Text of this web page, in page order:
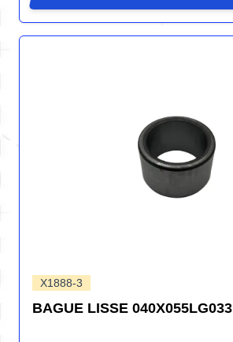
X1888-3
BAGUE LISSE 040X055LG033